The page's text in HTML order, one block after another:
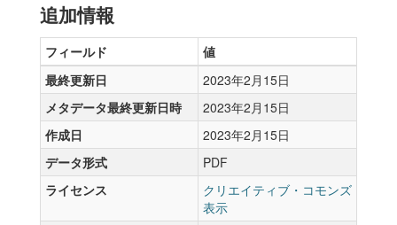
追加情報
フィールド
値
最終更新日
2023年2月15日
メタデータ最終更新日時
2023年2月15日
作成日
2023年2月15日
データ形式
PDF
ライセンス
クリエイティブ・コモンズ
表示